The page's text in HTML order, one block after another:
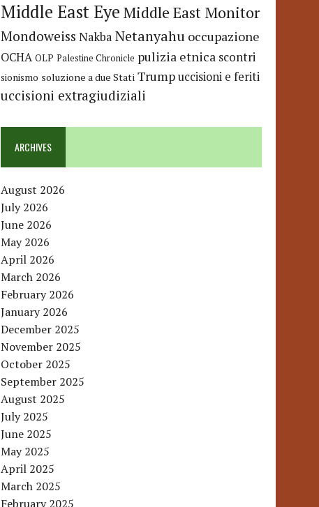
Middle East Eye Middle East Monitor
Mondoweiss Nakba Netanyahu occupazione
OCHA OLP Palestine Chronicle pulizia etnica scontri
sionismo soluzione a due Stati Trumpuccisioni e feriti
uccisioni extragiudiziali
ARCHIVES
August 2026
July 2026
June 2026
May 2026
April 2026
March 2026
February 2026
January 2026
December 2025
November 2025
October 2025
September 2025
August 2025
July 2025
June 2025
May 2025
April 2025
March 2025
February 2025